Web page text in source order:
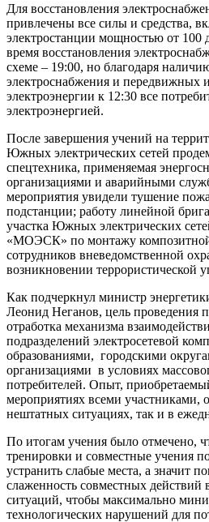
Для восстановления
привлечены все силы и средства,
электростанции мощностью от
время восстановления
схеме – 19:00, но благодаря
электроснабжения и передвижных
электроэнергии к 12:30 все
электроэнергией.
После завершения учений на
Южных электрических сетей
спецтехника, применяемая
организациями и аварийными
мероприятия увидели тушение
подстанции; работу линейной
участка Южных электрических
«МОЭСК» по монтажу
сотрудников вневедомственной
возникновении террористической
Как подчеркнул министр
Леонид Неганов, цель проведения
отработка механизма
подразделений электросетевой
образованиями, городскими
организациями в условиях
потребителей. Опыт,
мероприятиях всеми участниками,
нештатных ситуациях, так и в
По итогам учения было отмечено,
тренировки и совместные учения
устранить слабые места, а значит
слаженность совместных действий
ситуаций, чтобы максимально
технологических нарушений для